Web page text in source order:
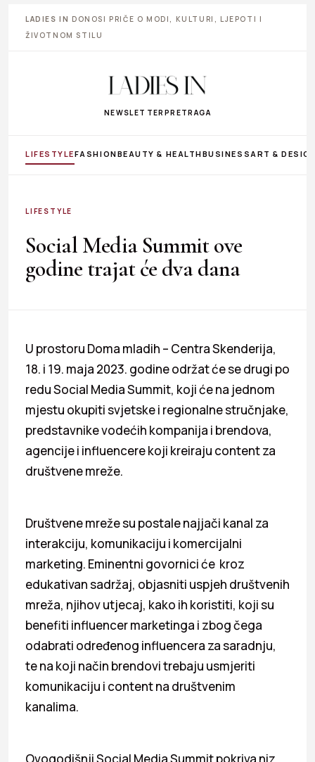
LADIES IN DONOSI PRIČE O MODI, KULTURI, LJEPOTI I
ŽIVOTNOM STILU
NEWSLETTER PRETRAGA
LIFESTYLEFASHIONBEAUTY & HEALTHBUSINESS ART &
LIFESTYLE
Social Media Summit ove
godine trajat će dva dana
U prostoru Doma mladih – Centra Skenderija,
18. i 19. maja 2023. godine održat će se drugi po
redu Social Media Summit, koji će na jednom
mjestu okupiti svjetske i regionalne stručnjake,
predstavnike vodećih kompanija i brendova,
agencije i influencere koji kreiraju content za
društvene mreže.
Društvene mreže su postale najjači kanal za
interakciju, komunikaciju i komercijalni
marketing. Eminentni govornici će kroz
edukativan sadržaj, objasniti uspjeh društvenih
mreža, njihov utjecaj, kako ih koristiti, koji su
benefiti influencer marketinga i zbog čega
odabrati određenog influencera za saradnju,
te na koji način brendovi trebaju usmjeriti
komunikaciju i content na društvenim
kanalima.
Ovogodišnji Social Media Summit pokriva niz